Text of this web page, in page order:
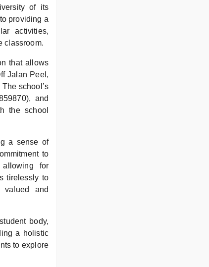
of its
providing a
activities,
classroom.
that allows
Jalan Peel,
school’s
and
the school
a sense of
to
allowing for
tirelessly to
valued and
body,
a holistic
to explore